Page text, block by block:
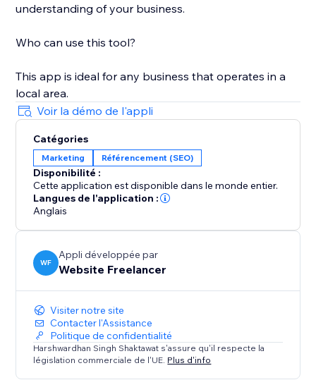
understanding of your business.
Who can use this tool?
This app is ideal for any business that operates in a
local area.
Voir la démo de l'appli
Catégories
Marketing Référencement (SEO)
Disponibilité :
Cette application est disponible dans le monde entier.
Langues de l'application :
Anglais
WF
Appli développée par
Website Freelancer
Visiter notre site
Contacter l'Assistance
Politique de confidentialité
Harshwardhan Singh Shaktawat s'assure qu'il respecte la
législation commerciale de l'UE. Plus d'info